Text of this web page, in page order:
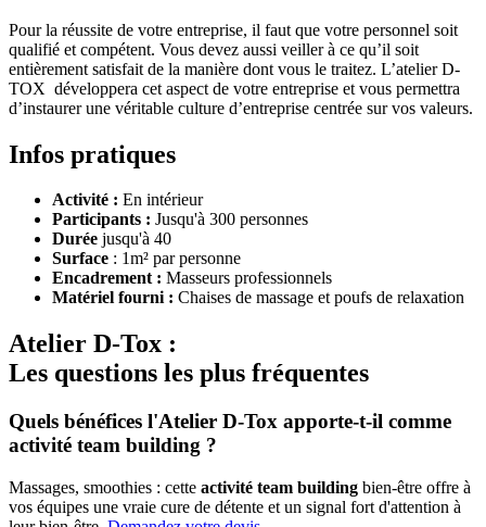
Pour la réussite de votre entreprise, il faut que votre personnel soit
qualifié et compétent. Vous devez aussi veiller à ce qu’il soit
entièrement satisfait de la manière dont vous le traitez. L’atelier D-
TOX développera cet aspect de votre entreprise et vous permettra
d’instaurer une véritable culture d’entreprise centrée sur vos valeurs.
Infos pratiques
Activité : En intérieur
Participants : Jusqu'à 300 personnes
Durée jusqu'à 40
Surface : 1m² par personne
Encadrement : Masseurs professionnels
Matériel fourni : Chaises de massage et poufs de relaxation
Atelier D-Tox :
Les questions les plus fréquentes
Quels bénéfices l'Atelier D-Tox apporte-t-il comme
activité team building ?
Massages, smoothies : cette activité team building bien-être offre à
vos équipes une vraie cure de détente et un signal fort d'attention à